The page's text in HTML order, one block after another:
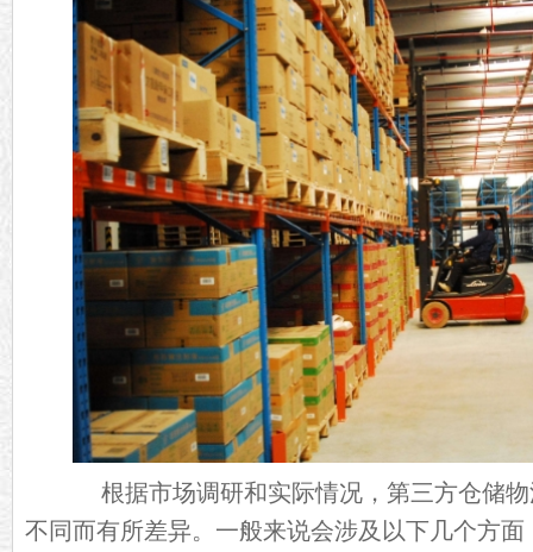
根据市场调研和实际情况，第三方仓储物
不同而有所差异。一般来说会涉及以下几个方面